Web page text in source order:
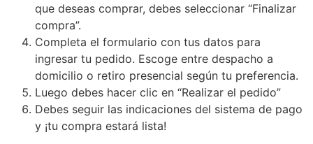
que deseas comprar, debes seleccionar “Finalizar
compra”.
Completa el formulario con tus datos para
ingresar tu pedido. Escoge entre despacho a
domicilio o retiro presencial según tu preferencia.
Luego debes hacer clic en “Realizar el pedido”
Debes seguir las indicaciones del sistema de pago
y ¡tu compra estará lista!